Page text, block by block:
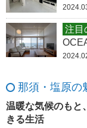
注目
那須・塩原の
温暖な気候のもと
きる生活